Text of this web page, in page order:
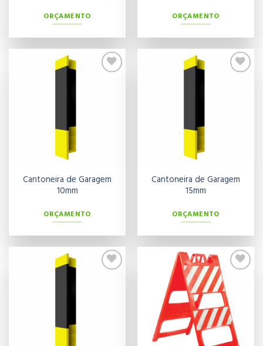
ORÇAMENTO ORÇAMENTO
Cantoneira de Garagem
10mm
ORÇAMENTO
Cantoneira de Garagem
15mm
ORÇAMENTO
Adicionar
aos meus
desejos